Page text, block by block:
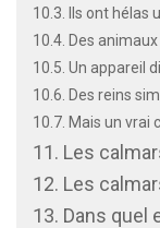
10.3. Ils ont hélas
10.4. Des
10.5. Un appareil
10.6. Des reins
10.7. Mais un vrai
11. Les
12. Les
13. Dans quel